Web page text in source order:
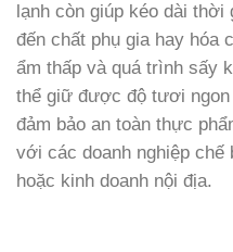
lạnh còn giúp kéo dài thời
đến chất phụ gia hay hóa
ẩm thấp và quá trình sấy
thể giữ được độ tươi ngon
đảm bảo an toàn thực
với các doanh nghiệp chế
hoặc kinh doanh nội địa.